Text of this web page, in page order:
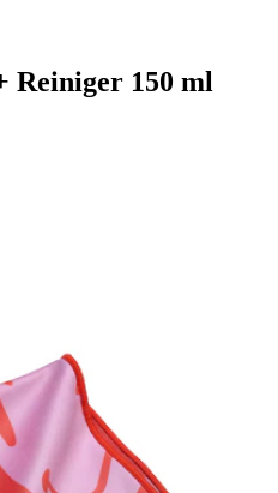
Reiniger 150 ml